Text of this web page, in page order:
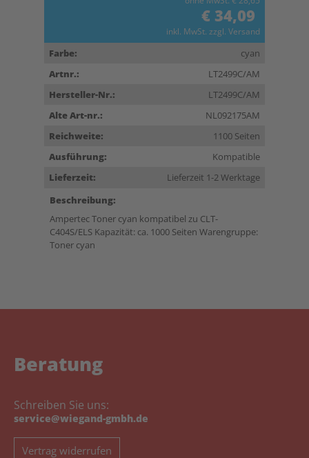
€ 34,09
inkl. MwSt. zzgl. Versand
Farbe:
cyan
Artnr.:
LT2499C/AM
Hersteller-Nr.:
LT2499C/AM
Alte Art-nr.:
NL092175AM
Reichweite:
1100 Seiten
Ausführung:
Kompatible
Lieferzeit:
Lieferzeit 1-2 Werktage
Beschreibung:
Ampertec Toner cyan kompatibel zu CLT-
C404S/ELS Kapazität: ca. 1000 Seiten Warengruppe:
Toner cyan
Beratung
Schreiben Sie uns:
service@wiegand-gmbh.de
Vertrag widerrufen